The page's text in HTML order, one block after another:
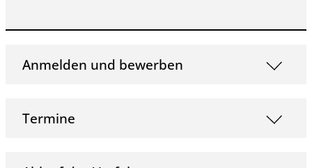
Anmelden und bewerben
Termine